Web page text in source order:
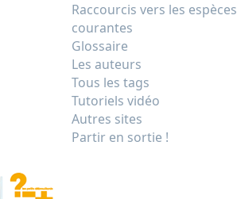
Raccourcis vers les espèces
courantes
Glossaire
Les auteurs
Tous les tags
Tutoriels vidéo
Autres sites
Partir en sortie !